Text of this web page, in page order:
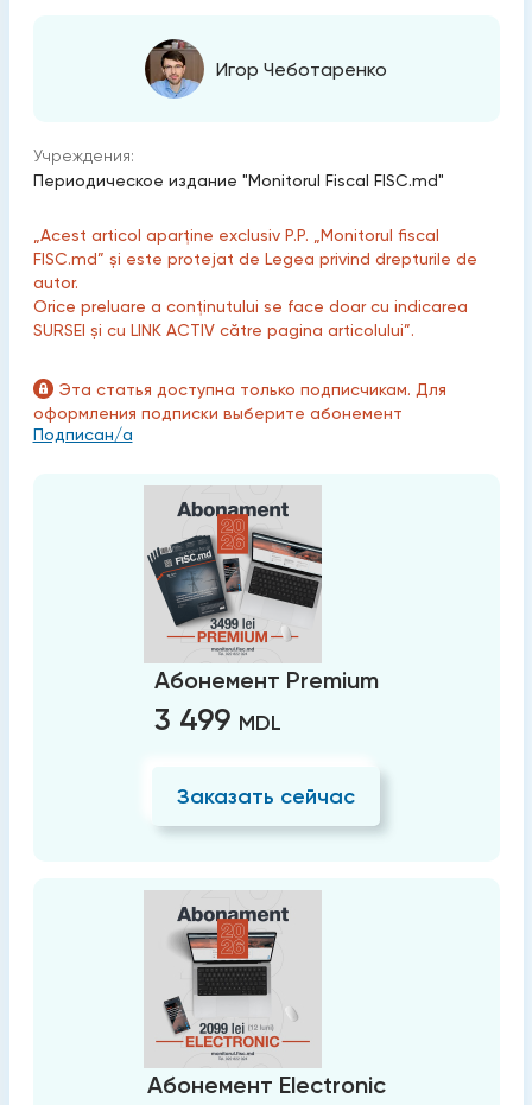
Игор Чеботаренко
Учреждения:
Периодическое издание "Monitorul Fiscal FISC.md"
„Acest articol aparține exclusiv P.P. „Monitorul fiscal
FISC.md” și este protejat de Legea privind drepturile de
autor.
Orice preluare a conținutului se face doar cu indicarea
SURSEI și cu LINK ACTIV către pagina articolului”.
Эта статья доступна только подписчикам. Для
оформления подписки выберите абонемент
Подписан/а
Абонемент Premium
3 499 MDL
Заказать сейчас
Абонемент Electronic